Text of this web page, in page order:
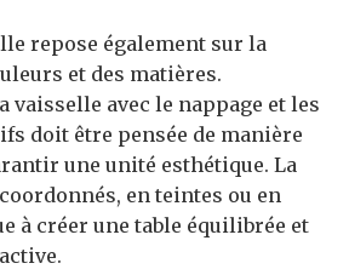
repose également sur la
et des matières.
vaisselle avec le nappage et les
doit être pensée de manière
une unité esthétique. La
en teintes ou en
à créer une table équilibrée et